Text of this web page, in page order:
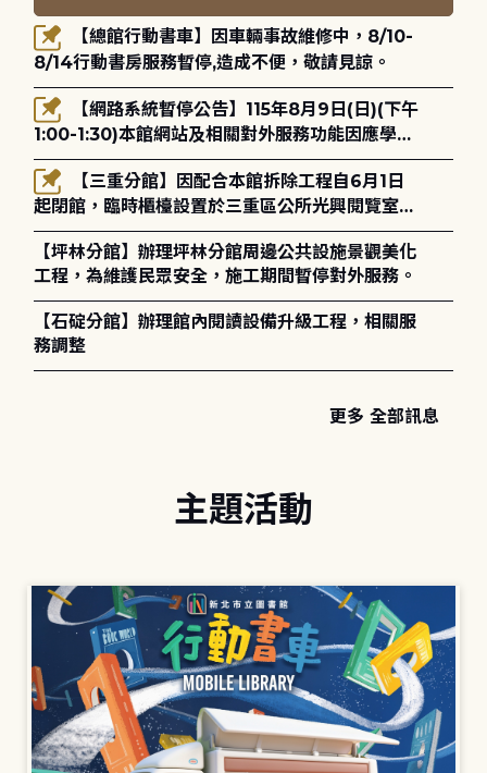
8/14行動書房服務暫停,造成不便，敬請見諒。
1:00-1:30)本館網站及相關對外服務功能因應學術
網路升級更新將暫停服務。
起閉館，臨時櫃檯設置於三重區公所光興閱覽室，
造成不便，敬請見諒。
【坪林分館】辦理坪林分館周邊公共設施景觀美化
工程，為維護民眾安全，施工期間暫停對外服務。
【石碇分館】辦理館內閱讀設備升級工程，相關服
務調整
更多 全部訊息
主題活動